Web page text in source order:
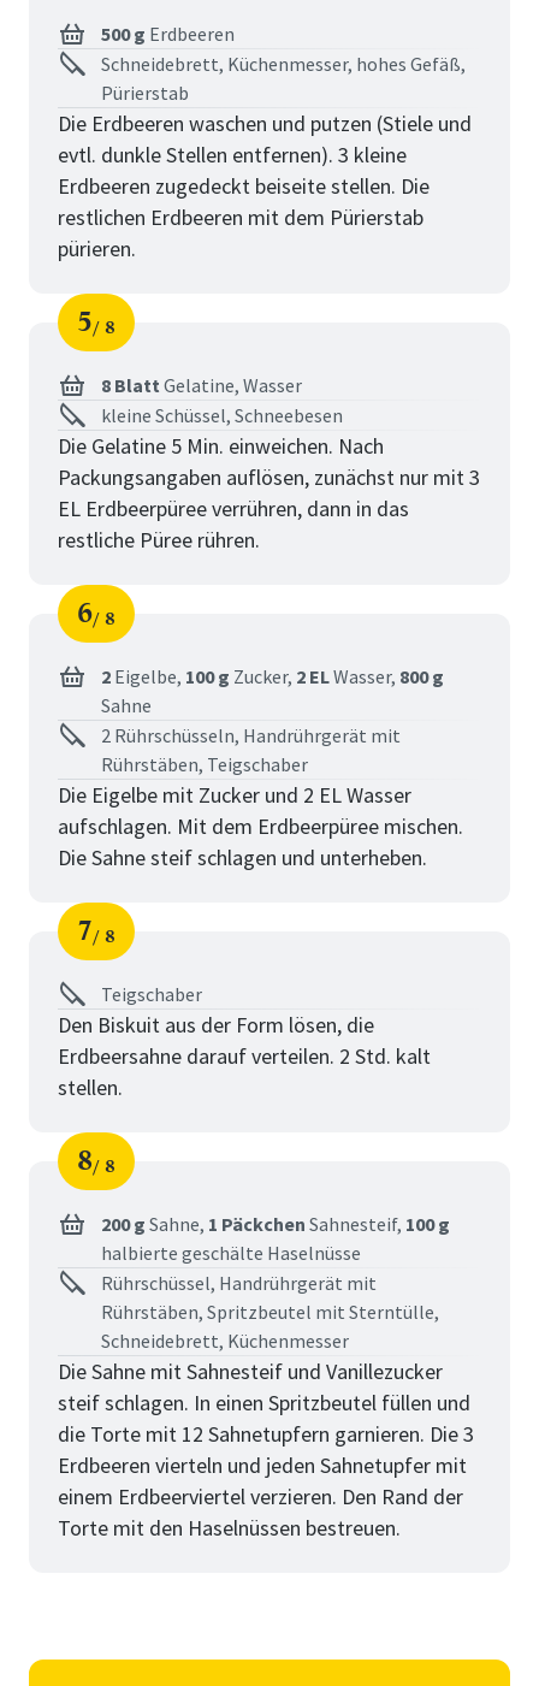
500 g Erdbeeren
Schneidebrett, Küchenmesser, hohes Gefäß,
Pürierstab
Die Erdbeeren waschen und putzen (Stiele und
evtl. dunkle Stellen entfernen). 3 kleine
Erdbeeren zugedeckt beiseite stellen. Die
restlichen Erdbeeren mit dem Pürierstab
pürieren.
Schritt
5
von
8
8 Blatt Gelatine, Wasser
kleine Schüssel, Schneebesen
Die Gelatine 5 Min. einweichen. Nach
Packungsangaben auflösen, zunächst nur mit 3
EL Erdbeerpüree verrühren, dann in das
restliche Püree rühren.
Schritt
6
von
8
2 Eigelbe, 100 g Zucker, 2 ELWasser, 800 g
Sahne
2 Rührschüsseln, Handrührgerät mit
Rührstäben, Teigschaber
Die Eigelbe mit Zucker und 2 EL Wasser
aufschlagen. Mit dem Erdbeerpüree mischen.
Die Sahne steif schlagen und unterheben.
Schritt
7
von
8
Teigschaber
Den Biskuit aus der Form lösen, die
Erdbeersahne darauf verteilen. 2 Std. kalt
stellen.
Schritt
8
von
8
200 g Sahne, 1 Päckchen Sahnesteif, 100 g
halbierte geschälte Haselnüsse
Rührschüssel, Handrührgerät mit
Rührstäben, Spritzbeutel mit Sterntülle,
Schneidebrett, Küchenmesser
Die Sahne mit Sahnesteif und Vanillezucker
steif schlagen. In einen Spritzbeutel füllen und
die Torte mit 12 Sahnetupfern garnieren. Die 3
Erdbeeren vierteln und jeden Sahnetupfer mit
einem Erdbeerviertel verzieren. Den Rand der
Torte mit den Haselnüssen bestreuen.